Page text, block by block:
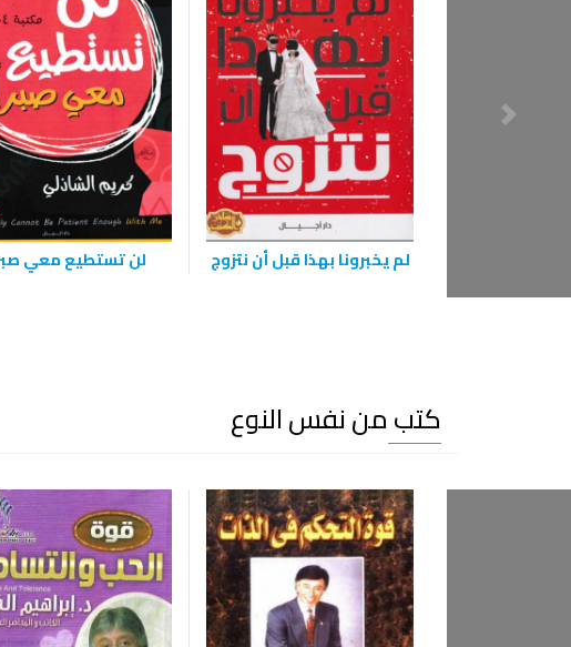
لم يخبرونا بهذا قبل أن نتزوج لن تستطيع معي
كتب من نفس النوع